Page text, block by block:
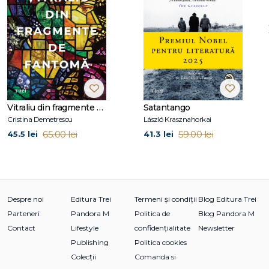
numeroase antologii și volume de povestiri. Locuiește în
Mountain Brook, Alabama, împreună cu soțul ei.
A fost odată un dulap a fost numită „Indie Next Great
Reads" pe anul 2021 de către American Booksellers
Association, precum și una dintre cele mai bune cărți de
ficțiune istorică ale anului 2021 de către Toronto Star, The
Bookseller, Parade, SheReads, BookRiot ș.a.
Vitraliu din fragmente de fantomă
Cristina Demetrescu
45.5 lei 65.00 lei
Satantango
László Krasznahorkai
41.3 lei 59.00 lei
Despre noi
Parteneri
Contact
Editura Trei
Pandora M
Lifestyle
Publishing
Colecții
Termeni și condiții
Politica de
confidențialitate
Politica cookies
Comanda si
Blog Editura Trei
Blog Pandora M
Newsletter